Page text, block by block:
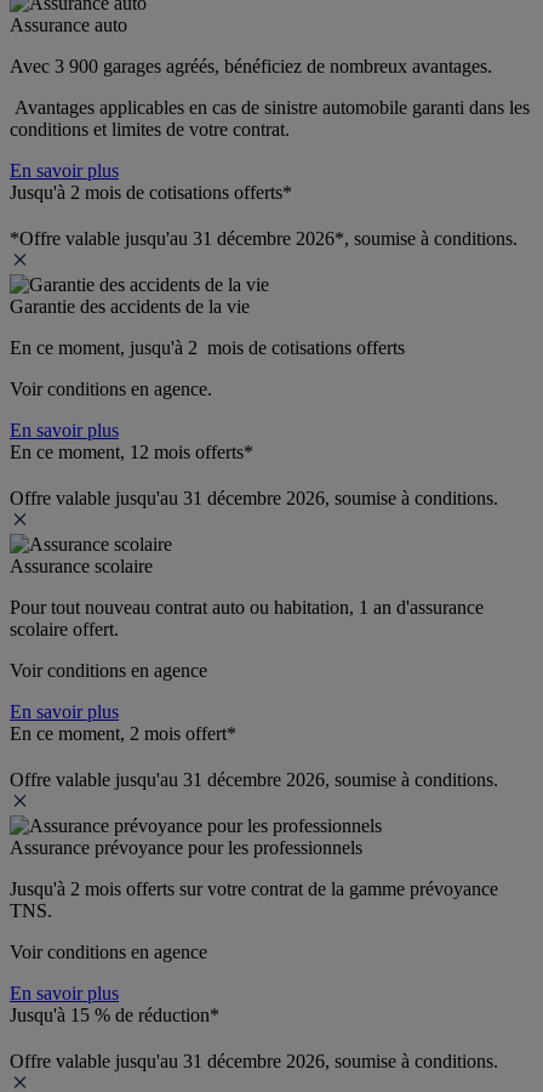
Assurance auto
Avec 3 900 garages agréés, bénéficiez de nombreux avantages.
Avantages applicables en cas de sinistre automobile garanti dans les
conditions et limites de votre contrat.
En savoir plus
Jusqu'à 2 mois de cotisations offerts*
*Offre valable jusqu'au 31 décembre 2026*, soumise à conditions.
Garantie des accidents de la vie
En ce moment, jusqu'à 2  mois de cotisations offerts
Voir conditions en agence.
En savoir plus
En ce moment, 12 mois offerts*
Offre valable jusqu'au 31 décembre 2026, soumise à conditions.
Assurance scolaire
Pour tout nouveau contrat auto ou habitation, 1 an d'assurance
scolaire offert.
Voir conditions en agence
En savoir plus
En ce moment, 2 mois offert*
Offre valable jusqu'au 31 décembre 2026, soumise à conditions.
Assurance prévoyance pour les professionnels
Jusqu'à 2 mois offerts sur votre contrat de la gamme prévoyance
TNS.
Voir conditions en agence
En savoir plus
Jusqu'à 15 % de réduction*
Offre valable jusqu'au 31 décembre 2026, soumise à conditions.